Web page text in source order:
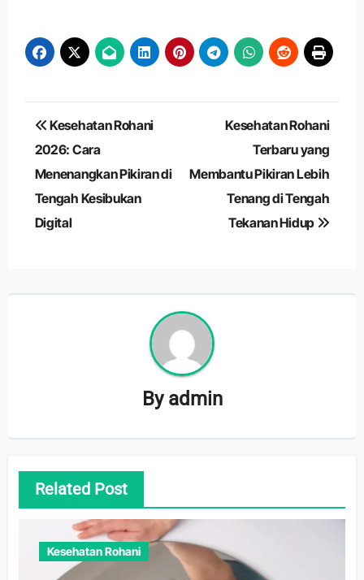
Navigasi
pos
Kesehatan Rohani
2026: Cara
Menenangkan Pikiran di
Tengah Kesibukan
Digital
Kesehatan Rohani
Terbaru yang
Membantu Pikiran Lebih
Tenang di Tengah
Tekanan Hidup
By admin
Related Post
Kesehatan Rohani